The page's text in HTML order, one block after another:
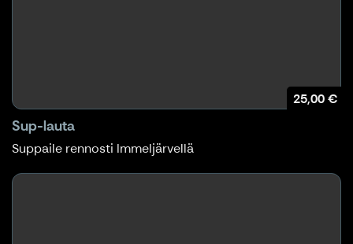
25,00 €
Sup-lauta
Suppaile rennosti Immeljärvellä